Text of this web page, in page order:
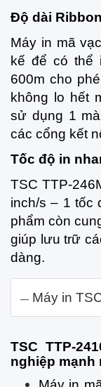
Độ dài
Máy in mã
kế để có thể
600m cho
không lo hết
sử dụng 1
các cổng kết
Tốc độ in
TSC TTP-
inch/s – 1 tốc
phẩm còn
giúp lưu trữ
dàng.
Máy in
TSC TTP-
nghiệp mạnh